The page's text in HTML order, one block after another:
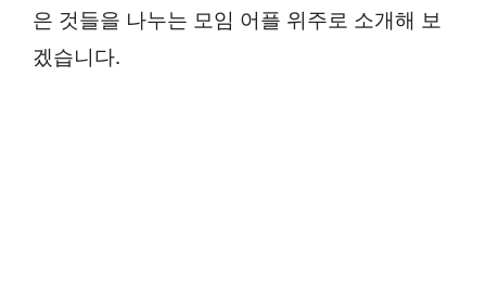
은 것들을 나누는 모임 어플 위주로 소개해 보
겠습니다.